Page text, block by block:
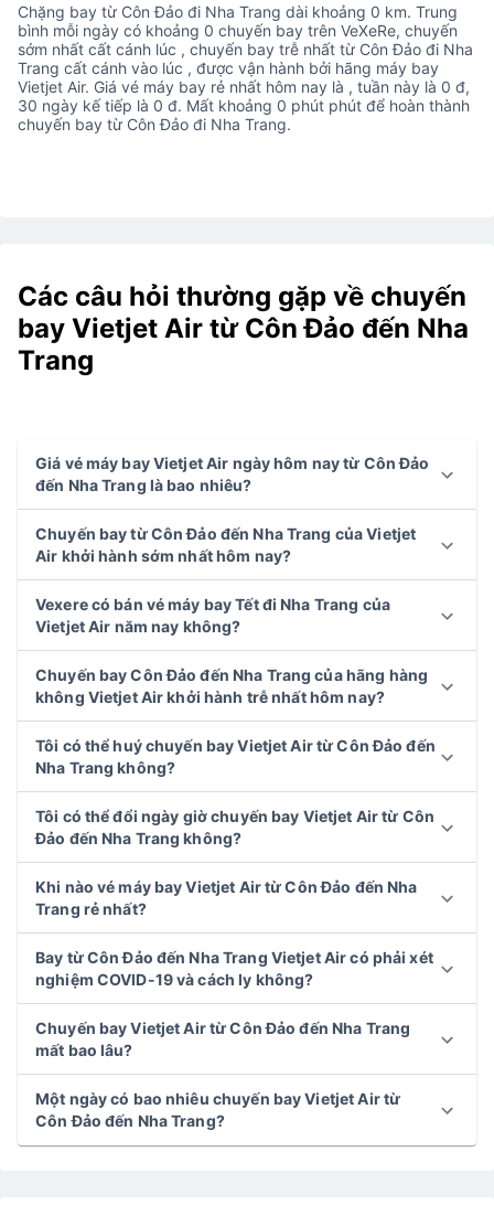
Chặng bay từ Côn Đảo đi Nha Trang dài khoảng 0 km. Trung
bình mỗi ngày có khoảng 0 chuyến bay trên VeXeRe, chuyến
sớm nhất cất cánh lúc , chuyến bay trễ nhất từ Côn Đảo đi Nha
Trang cất cánh vào lúc , được vận hành bởi hãng máy bay
Vietjet Air. Giá vé máy bay rẻ nhất hôm nay là , tuần này là 0 đ,
30 ngày kế tiếp là 0 đ. Mất khoảng 0 phút phút để hoàn thành
chuyến bay từ Côn Đảo đi Nha Trang.
Các câu hỏi thường gặp về chuyến
bay Vietjet Air từ Côn Đảo đến Nha
Trang
Giá vé máy bay Vietjet Air ngày hôm nay từ Côn Đảo
đến Nha Trang là bao nhiêu?
Chuyến bay từ Côn Đảo đến Nha Trang của Vietjet
Air khởi hành sớm nhất hôm nay?
Vexere có bán vé máy bay Tết đi Nha Trang của
Vietjet Air năm nay không?
Chuyến bay Côn Đảo đến Nha Trang của hãng hàng
không Vietjet Air khởi hành trễ nhất hôm nay?
Tôi có thể huý chuyến bay Vietjet Air từ Côn Đảo đến
Nha Trang không?
Tôi có thể đổi ngày giờ chuyến bay Vietjet Air từ Côn
Đảo đến Nha Trang không?
Khi nào vé máy bay Vietjet Air từ Côn Đảo đến Nha
Trang rẻ nhất?
Bay từ Côn Đảo đến Nha Trang Vietjet Air có phải xét
nghiệm COVID-19 và cách ly không?
Chuyến bay Vietjet Air từ Côn Đảo đến Nha Trang
mất bao lâu?
Một ngày có bao nhiêu chuyến bay Vietjet Air từ
Côn Đảo đến Nha Trang?